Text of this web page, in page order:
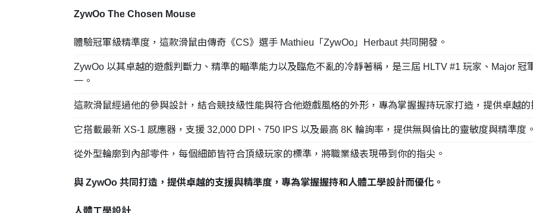
ZywOo The Chosen Mouse
體驗冠軍級精準度，這款滑鼠由傳奇《CS》選手 Mathieu「ZywOo」Herbaut 共同開發。
ZywOo 以其卓越的遊戲判斷力、精準的瞄準能力以及臨危不亂的冷靜著稱，是三屆 HLTV #1 玩家、Major
一。
這款滑鼠經過他的參與設計，結合競技級性能與符合他遊戲風格的外形，專為掌握握持玩家打造，提供卓越
它搭載最新 XS-1 感應器，支援 32,000 DPI、750 IPS 以及最高 8K 輪詢率，提供無與倫比的靈敏度與精準度
從外型輪廓到內部零件，每個細節皆符合頂級玩家的標準，將職業級表現帶到你的指尖。
與 ZywOo 共同打造，提供卓越的支援與精準度，專為掌握握持和人體工學設計而優化。